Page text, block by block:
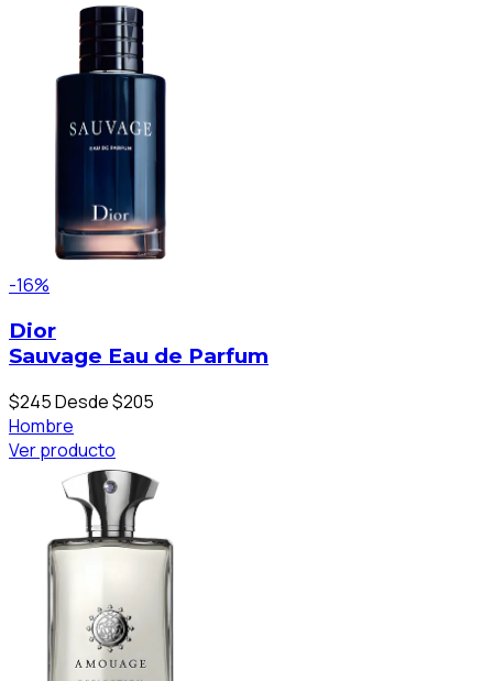
-16%
Dior
Sauvage Eau de Parfum
$245Desde $205
Hombre
Ver producto